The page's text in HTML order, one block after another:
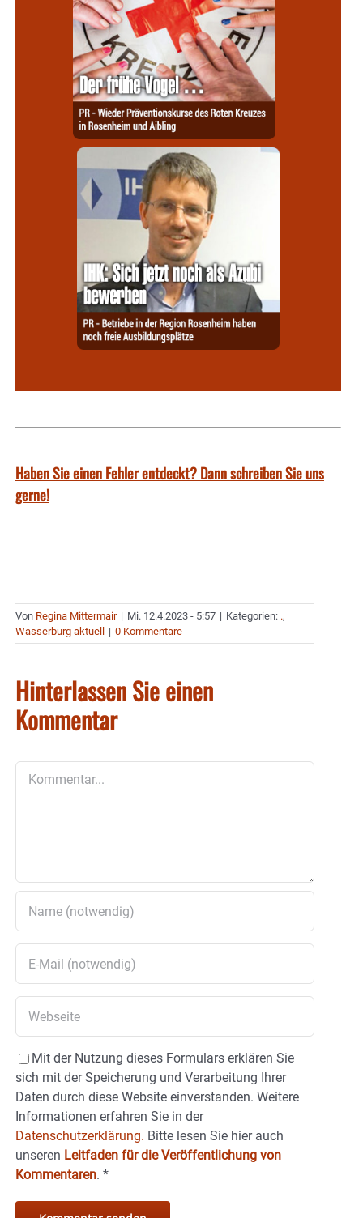
Haben Sie einen Fehler entdeckt? Dann schreiben Sie uns
gerne!
Von Regina Mittermair | Mi. 12.4.2023 - 5:57 | Kategorien: .,
Wasserburg aktuell
| 0 Kommentare
Hinterlassen Sie einen
Kommentar
Mit der Nutzung dieses Formulars erklären Sie
sich mit der Speicherung und Verarbeitung Ihrer
Daten durch diese Website einverstanden. Weitere
Informationen erfahren Sie in der
Datenschutzerklärung. Bitte lesen Sie hier auch
unseren Leitfaden für die Veröffentlichung von
Kommentaren. *